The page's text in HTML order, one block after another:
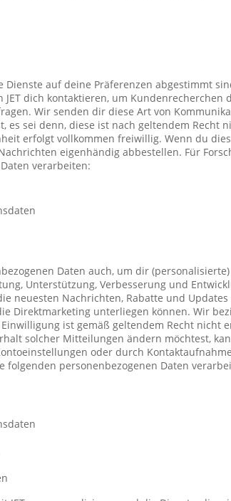
Dienste auf deine Präferenzen abgestimmt
JET dich kontaktieren, um
Wir senden dir diese Art von
es sei denn, diese ist nach geltendem Recht
erfolgt vollkommen freiwillig. Wenn du
eigenhändig abbestellen. Für
verarbeiten:
Daten auch, um dir
Unterstützung, Verbesserung und
neuesten Nachrichten, Rabatte und
Direktmarketing unterliegen können. Wir
ist gemäß geltendem Recht nicht
solcher Mitteilungen ändern möchtest,
oder durch
folgenden personenbezogenen Daten